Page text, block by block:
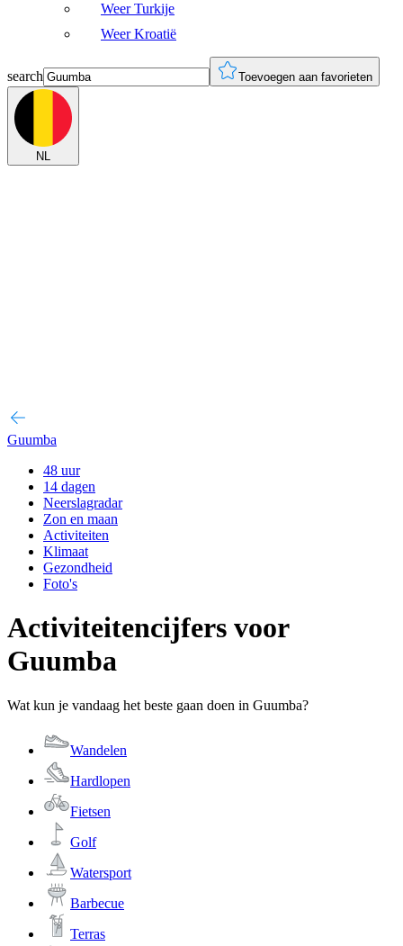
Weer Turkije
Weer Kroatië
search Toevoegen aan favorieten
NL
Guumba
48 uur
14 dagen
Neerslagradar
Zon en maan
Activiteiten
Klimaat
Gezondheid
Foto's
Activiteitencijfers voor
Guumba
Wat kun je vandaag het beste gaan doen in Guumba?
Wandelen
Hardlopen
Fietsen
Golf
Watersport
Barbecue
Terras